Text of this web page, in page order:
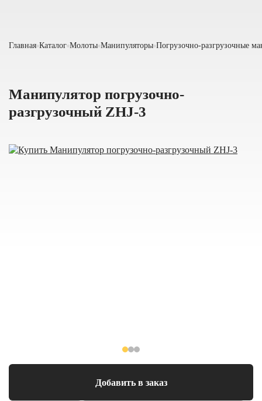
Главная Каталог Молоты Манипуляторы Погрузочно-разгрузочные
Манипулятор погрузочно-
разгрузочный ZHJ-3
Добавить в заказ